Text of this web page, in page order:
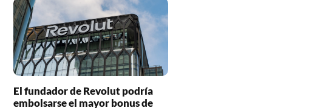
El fundador de Revolut podría
embolsarse el mayor bonus de